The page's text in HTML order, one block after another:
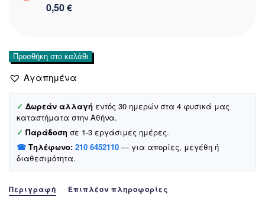
0,50 €
Dreams
πιτζάμα
«Wake
up»
ποσότητα
Προσθήκη στο καλάθι
Αγαπημένα
✓ Δωρεάν αλλαγή εντός 30 ημερών στα 4 φυσικά μας
καταστήματα στην Αθήνα.
✓ Παράδοση σε 1-3 εργάσιμες ημέρες.
☎ Τηλέφωνο: 210 6452110 — για απορίες, μεγέθη ή
διαθεσιμότητα.
Περιγραφή Επιπλέον πληροφορίες